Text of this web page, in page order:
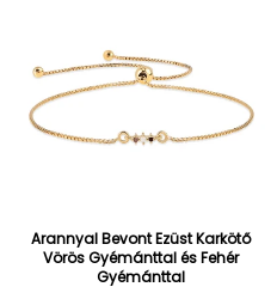
Arannyal Bevont Ezüst Karkötő
Vörös Gyémánttal és Fehér
Gyémánttal